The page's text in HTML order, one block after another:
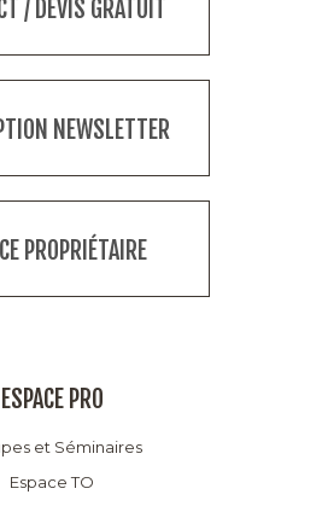
/ DEVIS GRATUIT
NEWSLETTER
PROPRIÉTAIRE
ESPACE PRO
et Séminaires
Espace TO